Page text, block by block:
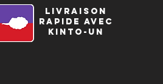
livraison
Rapide avec
kinto-un